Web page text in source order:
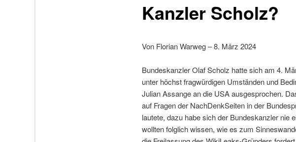
Kanzler Scholz?
Von Florian Warweg – 8. März 2024
Bundeskanzler Olaf Scholz hatte sich am 4.
unter höchst fragwürdigen Umständen und
Julian Assange an die USA ausgesprochen.
auf Fragen der NachDenkSeiten in der
lautete, dazu habe sich der Bundeskanzler nie
wollten folglich wissen, wie es zum